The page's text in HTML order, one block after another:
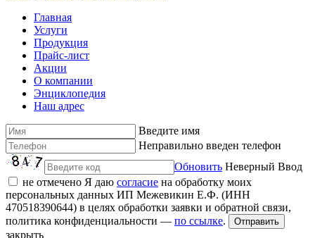
Главная
Услуги
Продукция
Прайс-лист
Акции
О компании
Энциклопедия
Наш адрес
Введите имя
Неправильно введен телефон
Обновить Неверный Ввод
не отмечено Я даю согласие на обработку моих
персональных данных ИП Межевикин Е.Ф. (ИНН
470518390644) в целях обработки заявки и обратной связи,
политика конфиденциальности — по ссылке.
закрыть